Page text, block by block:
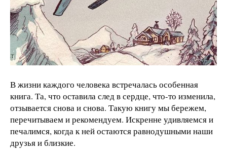
В жизни каждого человека встречалась особенная
книга. Та, что оставила след в сердце, что-то изменила,
отзывается снова и снова. Такую книгу мы бережем,
перечитываем и рекомендуем. Искренне удивляемся и
печалимся, когда к ней остаются равнодушными наши
друзья и близкие.